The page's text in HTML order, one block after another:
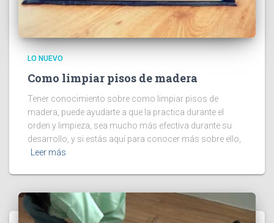
LO NUEVO
Como limpiar pisos de madera
Tener conocimiento sobre como limpiar pisos de
madera, puede ayudarte a que la practica durante el
orden y limpieza, sea mucho más efectiva durante su
desarrollo, y si estás aquí para conocer más sobre ello,
Leer más